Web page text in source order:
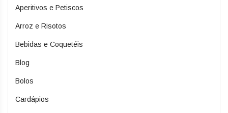
Aperitivos e Petiscos
Arroz e Risotos
Bebidas e Coquetéis
Blog
Bolos
Cardápios